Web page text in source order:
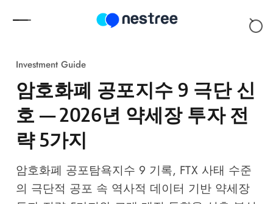
Investment Guide
암호화폐 공포지수 9 극단 신
호 — 2026년 약세장 투자 전
략 5가지
암호화폐 공포탐욕지수 9 기록, FTX 사태 수준
의 극단적 공포 속 역사적 데이터 기반 약세장